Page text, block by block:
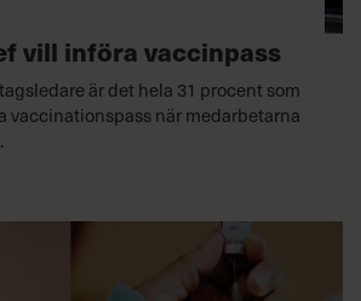
vill införa vaccinpass
är det hela 31 procent som
vaccinationspass när medarbetarna